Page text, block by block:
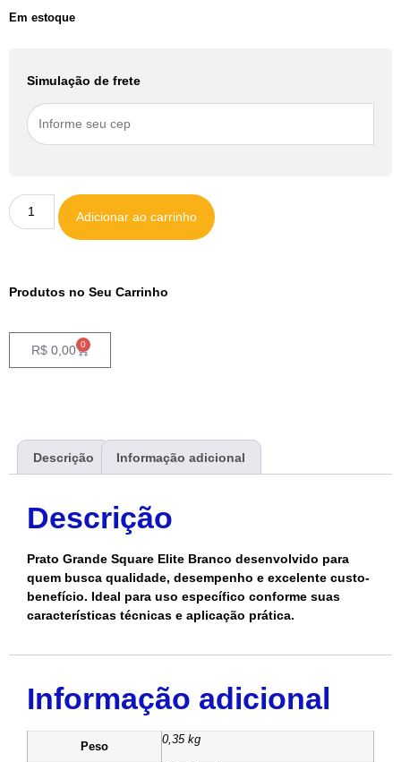
Em estoque
Simulação de frete
Adicionar ao carrinho
Produtos no Seu Carrinho
R$ 0,00 0
Descrição Informação adicional
Descrição
Prato Grande Square Elite Branco desenvolvido para
quem busca qualidade, desempenho e excelente custo-
benefício. Ideal para uso específico conforme suas
características técnicas e aplicação prática.
Informação adicional
Peso
0,35 kg